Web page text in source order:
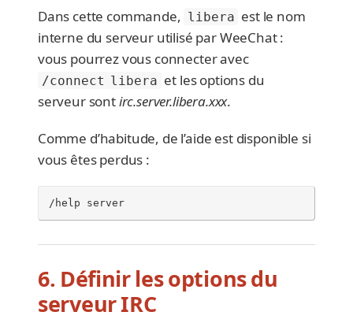
Dans cette commande, libera est le nom
interne du serveur utilisé par WeeChat :
vous pourrez vous connecter avec
/connect libera et les options du
serveur sontirc.server.libera.xxx.
Comme d’habitude, de l’aide est disponible si
vous êtes perdus :
/help server
6. Définir les options du
serveur IRC